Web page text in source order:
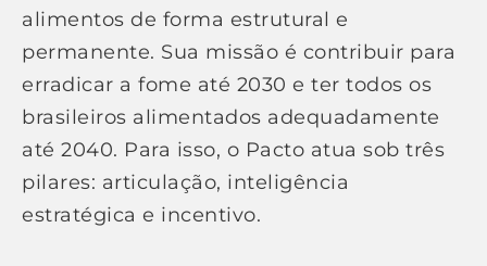
alimentos de forma estrutural e
permanente. Sua missão é contribuir para
erradicar a fome até 2030 e ter todos os
brasileiros alimentados adequadamente
até 2040. Para isso, o Pacto atua sob três
pilares: articulação, inteligência
estratégica e incentivo.